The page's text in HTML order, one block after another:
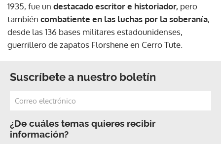
1935, fue un destacado escritor e historiador, pero
también combatiente en las luchas por la soberanía,
desde las 136 bases militares estadounidenses,
guerrillero de zapatos Florshene en Cerro Tute.
Suscríbete a nuestro boletín
¿De cuáles temas quieres recibir
información?